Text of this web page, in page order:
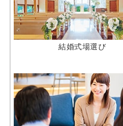
結婚式場選び